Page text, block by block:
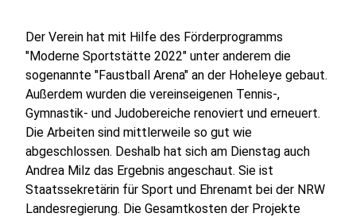
Der Verein hat mit Hilfe des Förderprogramms
"Moderne Sportstätte 2022" unter anderem die
sogenannte "Faustball Arena" an der Hoheleye gebaut.
Außerdem wurden die vereinseigenen Tennis-,
Gymnastik- und Judobereiche renoviert und erneuert.
Die Arbeiten sind mittlerweile so gut wie
abgeschlossen. Deshalb hat sich am Dienstag auch
Andrea Milz das Ergebnis angeschaut. Sie ist
Staatssekretärin für Sport und Ehrenamt bei der NRW
Landesregierung. Die Gesamtkosten der Projekte